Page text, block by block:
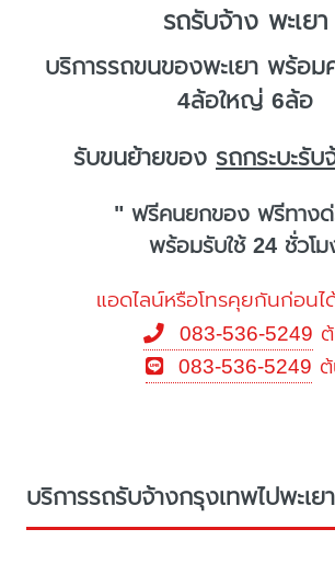
รถรับจ้าง พะเยา
บริการรถขนของพะเยาพร้อม
4ล้อใหญ่ 6ล้อ
รับขนย้ายของ รถกระบะรับ
" ฟรีคนยกของ ฟรีทาง
พร้อมรับใช้ 24 ชั่วโ
แอดไลน์หรือโทรคุยกันก่อนไ
083-536-5249
083-536-5249
บริการรถรับจ้างกรุงเทพไปพะเยา